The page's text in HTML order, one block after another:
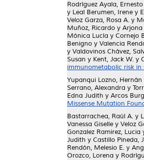
Rodríguez Ayala, Ernesto
y Leal Berumen, Irene y
Veloz Garza, Rosa A. y
Muñoz, Ricardo y Arjona
Mónica Lucía y Cornejo
Benigno y Valencia
y Valdovinos Chávez,
Susan y Kent, Jack W. y
immunometabolic risk
Yupanqui Lozno, Hernán
Serrano, Alexandra y
Edna Judith y Arcos
Missense Mutation
Bastarrachea, Raúl A. y
Vanessa Giselle y Veloz
Gonzalez Ramirez, Lucia
Judith y Castillo Pineda,
Rendón, Melesio E. y
Orozco, Lorena y